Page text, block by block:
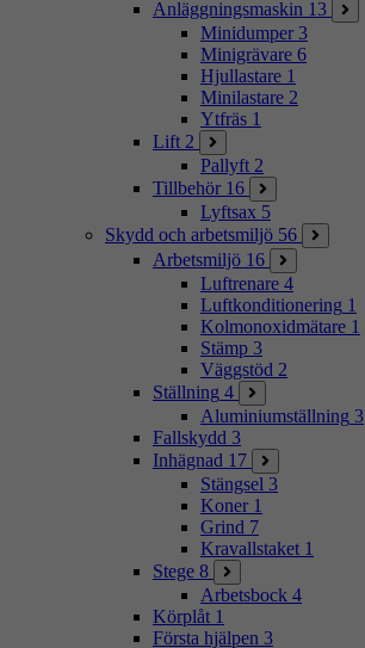
Anläggningsmaskin 13
Minidumper 3
Minigrävare 6
Hjullastare 1
Minilastare 2
Ytfräs 1
Lift 2
Pallyft 2
Tillbehör 16
Lyftsax 5
Skydd och arbetsmiljö 56
Arbetsmiljö 16
Luftrenare 4
Luftkonditionering 1
Kolmonoxidmätare 1
Stämp 3
Väggstöd 2
Ställning 4
Aluminiumställning 3
Fallskydd 3
Inhägnad 17
Stängsel 3
Koner 1
Grind 7
Kravallstaket 1
Stege 8
Arbetsbock 4
Körplåt 1
Första hjälpen 3